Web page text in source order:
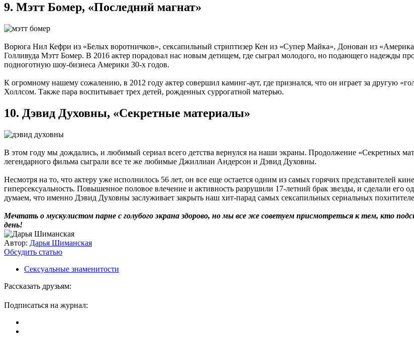
9. Мэтт Бомер, «Последний магнат»
Ворюга Нил Кефри из «Белых воротничков», сексапильный стриптизер Кен из «Супер Майка», Донован из
Голливуда Мэтт Бомер. В 2016 актер порадовал нас новым детищем, где сыграл молодого, но подающего надежды
подноготную шоу-бизнеса Америки 30-х годов.
К огромному нашему сожалению, в 2012 году актер совершил каминг-аут, где признался, что он играет за другую
Холлсом. Также пара воспитывает трех детей, рожденных суррогатной матерью.
10. Дэвид Духовны, «Секретные материалы»
В этом году мы дождались, и любимый сериал всего детства вернулся на наши экраны. Продолжение «Секретных
легендарного фильма сыграли все те же любимые Джиллиан Андерсон и Дэвид Духовны.
Несмотря на то, что актеру уже исполнилось 56 лет, он все еще остается одним из самых горячих представителей
гиперсексуальность. Повышенное половое влечение и активность разрушили 17-летний брак звезды, и сделали
думаем, что именно Дэвид Духовны заслуживает закрыть наш хит-парад самых сексапильных сериальных
Мечтать о мускулистом парне с голубого экрана здорово, но мы все же советуем присмотреться к тем, кто
день!
Автор: Дарья Шиманская
Обсудить статью
Сексуальные знаменитости
Рассказать друзьям:
Подписаться на журнал: